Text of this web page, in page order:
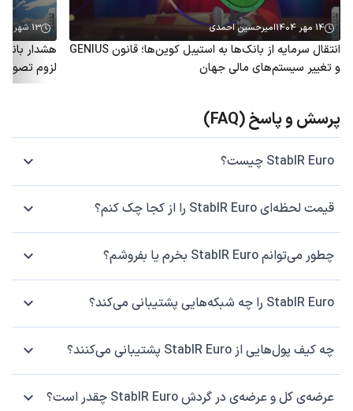
14 مهر 1404 امیرحسین احمدی
انتقال سرمایه از بانک‌ها به استیبل کوین‌ها؛ قانون GENIUS
و تغییر سیستم‌های مالی جهان
13 شهریور 1404
لزوم
پرسش و پاسخ (FAQ)
StablR Euro چیست؟
قیمت لحظه‌ای StablR Euro را از کجا چک کنم؟
چطور می‌توانم StablR Euro بخرم یا بفروشم؟
StablR Euro را چه شبکه‌هایی پشتیبانی می‌کند؟
چه کیف پول‌هایی از StablR Euro پشتیبانی می‌کنند؟
عرضه‌ی کل و عرضه‌ی در گردش StablR Euro چقدر است؟